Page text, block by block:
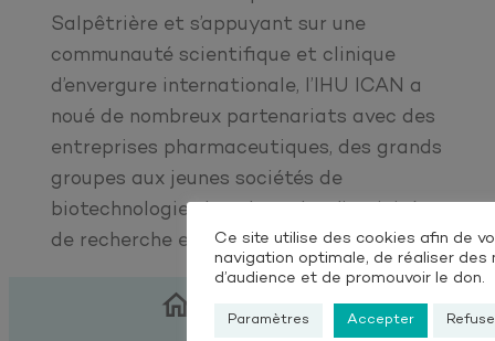
Salpêtrière et s’appuyant sur une
communauté scientifique et clinique
d’envergure internationale, l’IHU ICAN a
noué de nombreux partenariats avec des
entreprises pharmaceutiques, des grands
groupes aux jeunes sociétés de
biotechnologie, dans le cadre d’activités
de recherche et de développement.

Ce site utilise des cookies afin de
navigation optimale, de réaliser des
d’audience et de promouvoir le don.
Paramètres Accepter